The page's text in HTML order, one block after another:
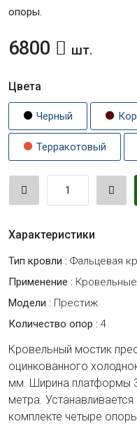
опоры.
6800 шт.
Цвета
Черный
Терракотовый
Характеристики
Тип кровли : Фальцевая
Применение :
Модели : Престиж
Количество опор : 4
Кровельный мостик
оцинкованного
мм. Ширина платформы
метра.
комплекте четыре